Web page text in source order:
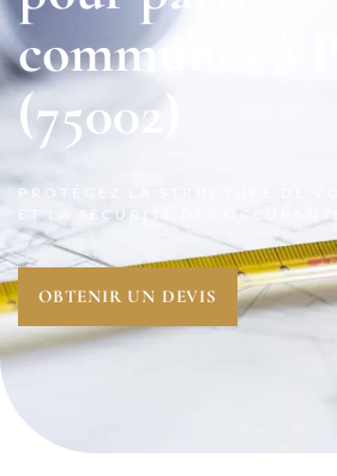
communes à
(75002)
PROTÉGEZ LA STRUCTURE DE
ET LA SÉCURITÉ DES OCCUPANTS
OBTENIR UN DEVIS